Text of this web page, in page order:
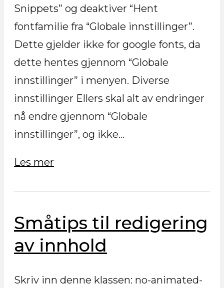
Snippets” og deaktiver “Hent
fontfamilie fra “Globale innstillinger”.
Dette gjelder ikke for google fonts, da
dette hentes gjennom “Globale
innstillinger” i menyen. Diverse
innstillinger Ellers skal alt av endringer
nå endre gjennom “Globale
innstillinger”, og ikke…
Les mer
Småtips til redigering
av innhold
Skriv inn denne klassen: no-animated-